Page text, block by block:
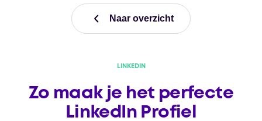
Naar overzicht
LINKEDIN
Zo maak je het perfecte
LinkedIn Profiel